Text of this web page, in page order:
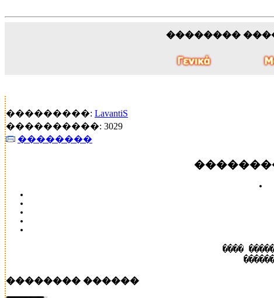
��������
���������: LavantiS
����������: 3029
��������
����
�������� ������